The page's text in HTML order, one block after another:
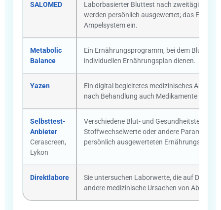
SALOMED
Laborbasierter Bluttest nach zweitägiger
werden persönlich ausgewertet; das
Ampelsystem ein.
Metabolic
Balance
Ein Ernährungsprogramm, bei dem
individuellen Ernährungsplan dienen.
Yazen
Ein digital begleitetes medizinisches
nach Behandlung auch Medikamente zur
Selbsttest-
Anbieter
Cerascreen,
Lykon
Verschiedene Blut- und Gesundheitstests,
Stoffwechselwerte oder andere Parameter
persönlich ausgewerteten
Direktlabore
Sie untersuchen Laborwerte, die auf
andere medizinische Ursachen von